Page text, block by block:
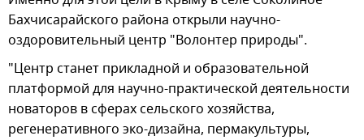
Бахчисарайского района открыли научно-
оздоровительный центр "Волонтер природы".
"Центр станет прикладной и образовательной
платформой для научно-практической деятельности
новаторов в сферах сельского хозяйства,
регенеративного эко-дизайна, пермакультуры,